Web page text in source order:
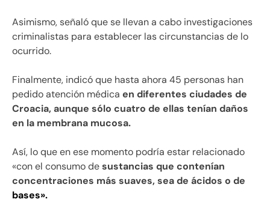
Asimismo, señaló que se llevan a cabo investigaciones
criminalistas para establecer las circunstancias de lo
ocurrido.
Finalmente, indicó que hasta ahora 45 personas han
pedido atención médica en diferentes ciudades de
Croacia, aunque sólo cuatro de ellas tenían daños
en la membrana mucosa.
Así, lo que en ese momento podría estar relacionado
«con el consumo desustancias que contenían
concentraciones más suaves, sea de ácidos o de
bases».